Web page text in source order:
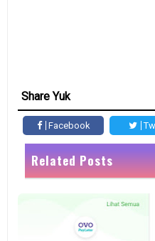
Share Yuk
Facebook
Related Posts